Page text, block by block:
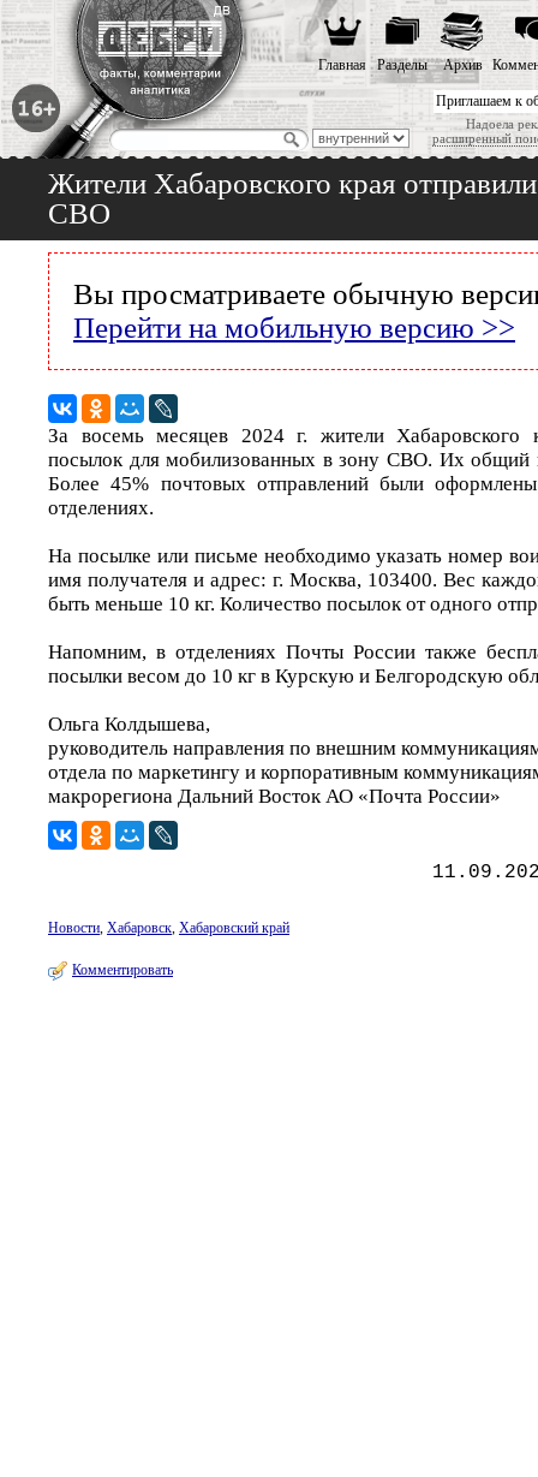
Приглашаем к
Надоела
расширенный
Главная Разделы Архив
Жители Хабаровского края
СВО
Вы просматриваете обычную
Перейти на мобильную версию >>
За восемь месяцев 2024 г. жители Хабаровского
посылок для мобилизованных в зону СВО. Их общий
Более 45% почтовых отправлений были
отделениях.
На посылке или письме необходимо указать номер
имя получателя и адрес: г. Москва, 103400. Вес
быть меньше 10 кг. Количество посылок от одного
Напомним, в отделениях Почты России также
посылки весом до 10 кг в Курскую и Белгородскую
Ольга Колдышева,
руководитель направления по внешним
отдела по маркетингу и корпоративным
макрорегиона Дальний Восток АО «Почта России»
Новости, Хабаровск, Хабаровский край
Комментировать